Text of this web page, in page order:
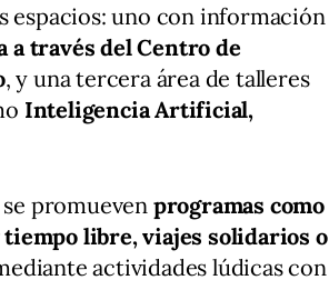
espacios: uno con información
a través del Centro de
, y una tercera área de talleres
Inteligencia Artificial,
promueven programas como
libre, viajes solidarios o
actividades lúdicas con